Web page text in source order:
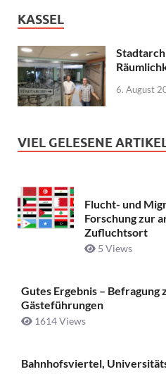
KASSEL
6. August
VIEL GELESENE
Flucht- und
Forschung zur
Zufluchtsort
5 Views
Gutes Ergebnis – Befragung
Gästeführungen
1614 Views
Bahnhofsviertel,